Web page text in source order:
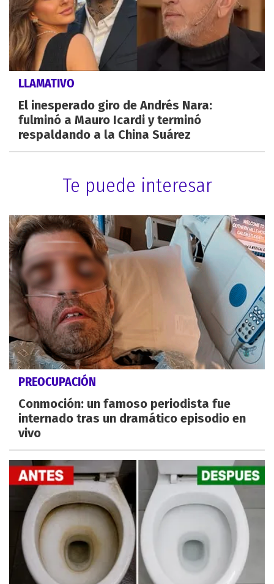
LLAMATIVO
El inesperado giro de Andrés Nara:
fulminó a Mauro Icardi y terminó
respaldando a la China Suárez
Te puede interesar
PREOCUPACIÓN
Conmoción: un famoso periodista fue
internado tras un dramático episodio en
vivo